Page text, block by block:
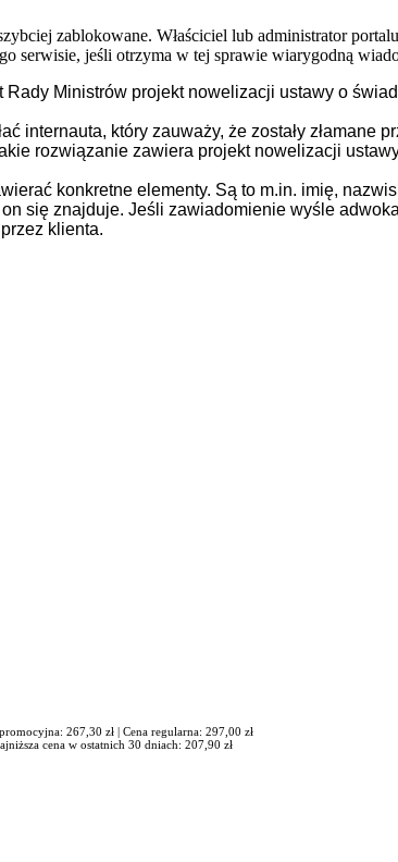
zablokowane. Właściciel lub administrator
serwisie, jeśli otrzyma w tej sprawie wiarygodną
Ministrów projekt nowelizacji ustawy o
internauta, który zauważy, że zostały złamane
rozwiązanie zawiera projekt nowelizacji
konkretne elementy. Są to m.in. imię,
się znajduje. Jeśli zawiadomienie wyśle
klienta.
267,30 zł | Cena regularna: 297,00 zł
cena w ostatnich 30 dniach: 207,90 zł